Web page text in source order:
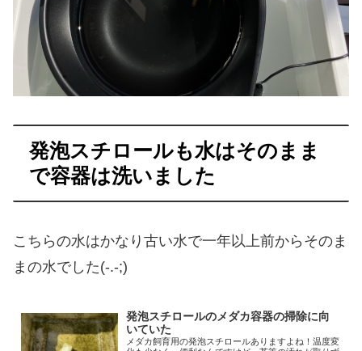
発泡スチロールも水はそのまま
で容器は洗いました
こちらの水はかなり古い水で一年以上前からそのま
まの水でした(-.-;)
発泡スチロールのメダカ容器の掃除に向
いていた
メダカ飼育用の発泡スチロールありますよね！温度変